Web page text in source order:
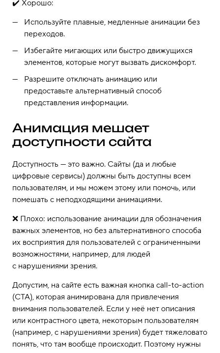
✔️ Хорошо:
Используйте плавные, медленные анимации без
переходов.
Избегайте мигающих или быстро движущихся
элементов, которые могут вызвать дискомфорт.
Разрешите отключать анимацию или
предоставьте альтернативный способ
представления информации.
Анимация мешает
доступности сайта
Доступность — это важно. Сайты (да и любые
цифровые сервисы) должны быть доступны всем
пользователям, и мы можем этому или помочь, или
помешать с неподходящими анимациями.
❌ Плохо: использование анимации для обозначения
важных элементов, но без альтернативного способа
их восприятия для пользователей с ограниченными
возможностями, например, для людей
с нарушениями зрения.
Допустим, на сайте есть важная кнопка call-to-action
(CTA), которая анимирована для привлечения
внимания пользователей. Если у неё нет описания
или контрастного цвета, некоторым пользователям
(например, с нарушениями зрения) будет тяжеловато
понять, что там вообще происходит. Поэтому нужны